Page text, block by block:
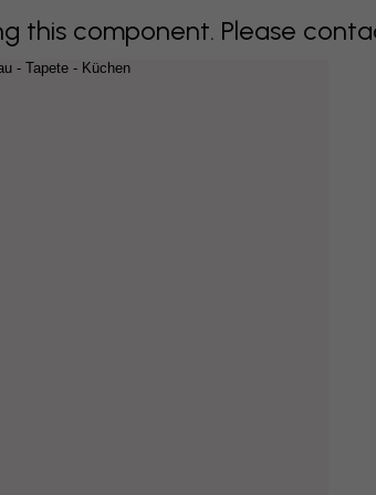
this component. Please